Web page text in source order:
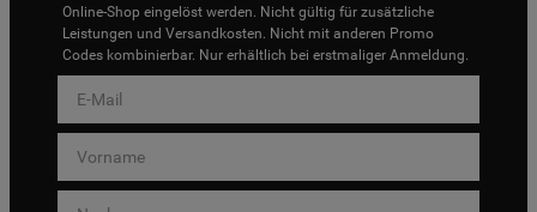
Online-Shop eingelöst werden. Nicht gültig für zusätzliche
Leistungen und Versandkosten. Nicht mit anderen Promo
Codes kombinierbar. Nur erhältlich bei erstmaliger Anmeldung.